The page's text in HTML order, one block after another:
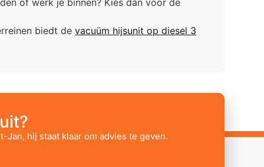
of werk je binnen? Kies dan voor de
biedt devacuüm hijsunit op diesel 3
Jan, hij staat klaar om advies te geven.